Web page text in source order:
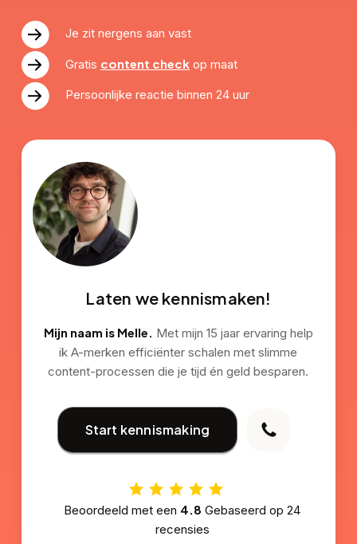
Je zit nergens aan vast
Gratis content checkop maat
Persoonlijke reactie binnen 24 uur
Laten we kennismaken!
Mijn naam is Melle. Met mijn 15 jaar ervaring help
ik A-merken efficiënter schalen met slimme
content-processen die je tijd én geld besparen.
Start kennismaking
Beoordeeld met een 4.8 Gebaseerd op24
recensies